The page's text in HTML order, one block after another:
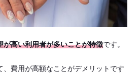
が高い利用者が多いことが特徴です。
、費用が高額なことがデメリットです